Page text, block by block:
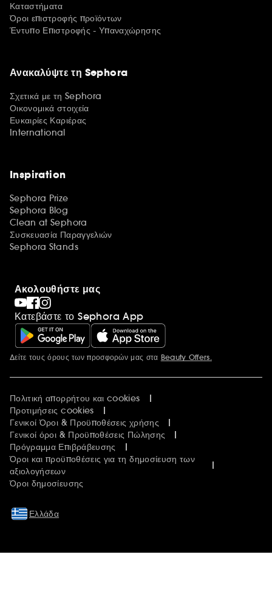
Καταστήματα
Όροι επιστροφής προϊόντων
Έντυπο Επιστροφής - Υπαναχώρησης
Ανακαλύψτε τη Sephora
Σχετικά με τη Sephora
Οικονομικά στοιχεία
Ευκαιρίες Καριέρας
International
Inspiration
Sephora Prize
Sephora Blog
Clean at Sephora
Συσκευασία Παραγγελιών
Sephora Stands
Ακολουθήστε μας
Κατεβάστε το Sephora App
Περισσότερες πληροφορίες
Δείτε τους όρους των προσφορών μας στα Beauty Offers.
Πολιτική απορρήτου και cookies
Προτιμήσεις cookies
Γενικοί Όροι & Προϋποθέσεις χρήσης
Γενικοί όροι & Προϋποθέσεις Πώλησης
Πρόγραμμα Επιβράβευσης
Όροι και προϋποθέσεις για τη δημοσίευση των
αξιολογήσεων
Όροι δημοσίευσης
Ελλάδα